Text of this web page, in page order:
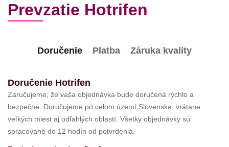
Prevzatie Hotrifen
Doručenie Platba Záruka kvality
Doručenie Hotrifen
Zaručujeme, že vaša objednávka bude doručená rýchlo a
bezpečne. Doručujeme po celom území Slovenska, vrátane
veľkých miest aj odľahlých oblastí. Všetky objednávky sú
spracované do 12 hodín od potvrdenia.